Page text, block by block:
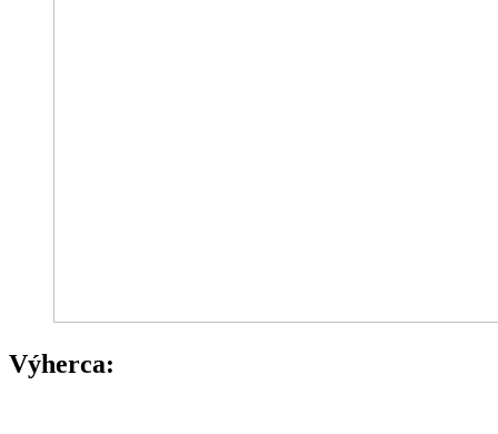
Výherca: